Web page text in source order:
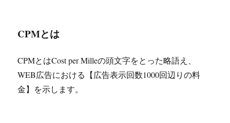
CPMとは
CPMとはCost per Milleの頭文字をとった略語え、
WEB広告における【広告表示回数1000回辺りの料
金】を示します。